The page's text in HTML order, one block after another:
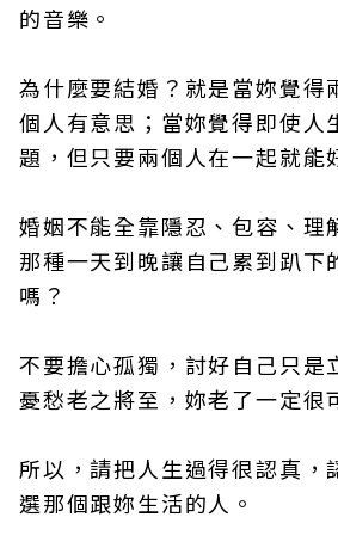
的音樂。
為什麼要結婚？就是當妳覺得
個人有意思；當妳覺得即使人
題，但只要兩個人在一起就能
婚姻不能全靠隱忍、包容、理
那種一天到晚讓自己累到趴下
嗎？
不要擔心孤獨，討好自己只是
憂愁老之將至，妳老了一定很
所以，請把人生過得很認真，
選那個跟妳生活的人。